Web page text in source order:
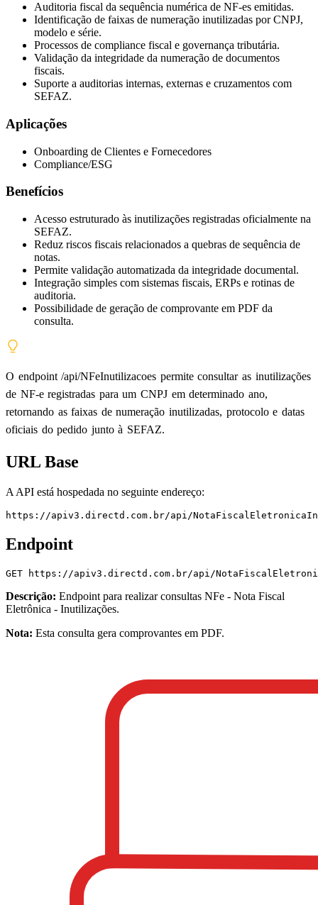
Auditoria fiscal da sequência numérica de NF-es emitidas.
Identificação de faixas de numeração inutilizadas por CNPJ,
modelo e série.
Processos de compliance fiscal e governança tributária.
Validação da integridade da numeração de documentos
fiscais.
Suporte a auditorias internas, externas e cruzamentos com
SEFAZ.
Aplicações
Onboarding de Clientes e Fornecedores
Compliance/ESG
Benefícios
Acesso estruturado às inutilizações registradas oficialmente na
SEFAZ.
Reduz riscos fiscais relacionados a quebras de sequência de
notas.
Permite validação automatizada da integridade documental.
Integração simples com sistemas fiscais, ERPs e rotinas de
auditoria.
Possibilidade de geração de comprovante em PDF da
consulta.
O endpoint /api/NFeInutilizacoes permite consultar as inutilizações
de NF-e registradas para um CNPJ em determinado ano,
retornando as faixas de numeração inutilizadas, protocolo e datas
oficiais do pedido junto à SEFAZ.
URL Base
A API está hospedada no seguinte endereço:
https://apiv3.directd.com.br/api/
Endpoint
GET https://apiv3.directd.com.br/api/
Descrição: Endpoint para realizar consultas NFe - Nota Fiscal
Eletrônica - Inutilizações.
Nota: Esta consulta gera comprovantes em PDF.